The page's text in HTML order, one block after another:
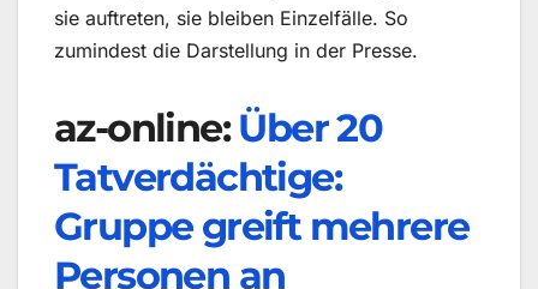
sie auftreten, sie bleiben Einzelfälle. So
zumindest die Darstellung in der Presse.
az-online:Über 20
Tatverdächtige:
Gruppe greift mehrere
Personen an